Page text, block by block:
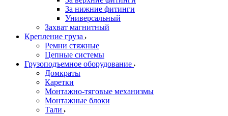
За нижние фитинги
Универсальный
Захват магнитный
Крепление груза
Ремни стяжные
Цепные системы
Грузоподъемное оборудование
Домкраты
Каретки
Монтажно-тяговые механизмы
Монтажные блоки
Тали